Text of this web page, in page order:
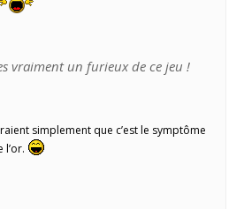
vraiment un furieux de ce jeu !
simplement que c’est le symptôme
l’or.